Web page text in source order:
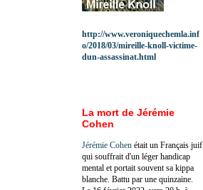
http://www.veroniquechemla.inf
o/2018/03/mireille-knoll-victime-
dun-assassinat.html
La mort de Jérémie
Cohen
Jérémie Cohen était un Français juif
qui souffrait d'un léger handicap
mental et portait souvent sa kippa
blanche. Battu par une quinzaine.